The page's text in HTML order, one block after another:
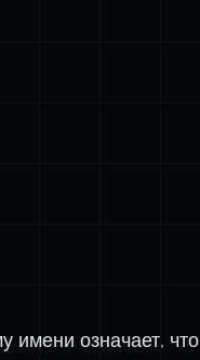
имени означает, что